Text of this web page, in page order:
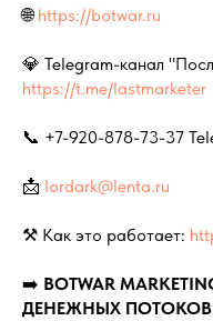
🌐https://botwar.ru
💎 Telegram-канал
https://t.me/lastmarketer
📞 +7-920-878-73-37
📩 lordark@lenta.ru
⚒️ Как это работает:
➡️ BOTWAR
ДЕНЕЖНЫХ ПОТОКОВ